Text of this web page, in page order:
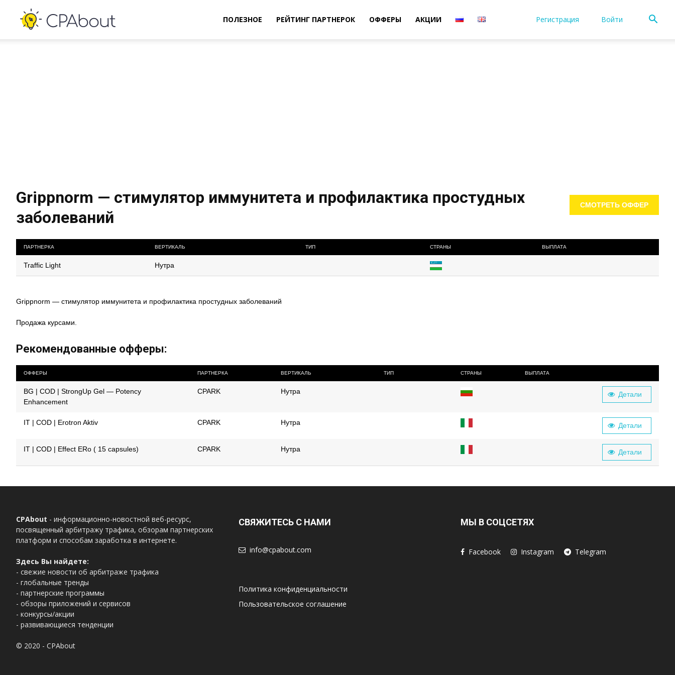
ПОЛЕЗНОЕ РЕЙТИНГ ПАРТНЕРОК ОФФЕРЫ АКЦИИ Регистрация Войти
Grippnorm — стимулятор иммунитета и профилактика простудных
заболеваний
СМОТРЕТЬ ОФФЕР
ПАРТНЕРКА ВЕРТИКАЛЬ ТИП СТРАНЫ ВЫПЛАТА
Traffic Light Нутра
Grippnorm — стимулятор иммунитета и профилактика простудных заболеваний
Продажа курсами.
Рекомендованные офферы:
ОФФЕРЫ ПАРТНЕРКА ВЕРТИКАЛЬ ТИП СТРАНЫ ВЫПЛАТА
BG | COD | StrongUp Gel — Potency
Enhancement
CPARK Нутра Детали
IT | COD | Erotron Aktiv CPARK Нутра Детали
IT | COD | Effect ERo ( 15 capsules) CPARK Нутра Детали
CPAbout - информационно-новостной веб-ресурс,
посвященный арбитражу трафика, обзорам партнерских
платформ и способам заработка в интернете.
Здесь Вы найдете:
- свежие новости об арбитраже трафика
- глобальные тренды
- партнерские программы
- обзоры приложений и сервисов
- конкурсы/акции
- развивающиеся тенденции
© 2020 - CPAbout
СВЯЖИТЕСЬ С НАМИ
info@cpabout.com
Политика конфиденциальности
Пользовательское соглашение
МЫ В СОЦСЕТЯХ
Facebook Instagram Telegram